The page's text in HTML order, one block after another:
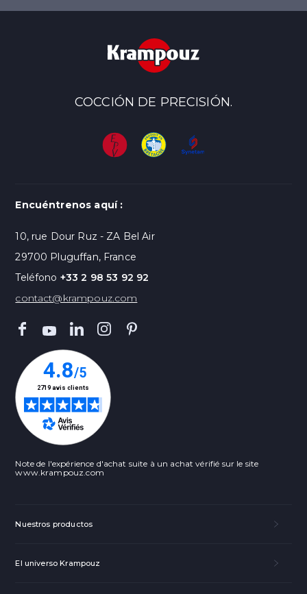
COCCIÓN DE PRECISIÓN.
Encuéntrenos aquí :
10, rue Dour Ruz - ZA Bel Air
29700 Pluguffan, France
Teléfono +33 2 98 53 92 92
contact@krampouz.com
Note de l'expérience d'achat suite à un achat vérifié sur le site
www.krampouz.com
Nuestros productos
El universo Krampouz